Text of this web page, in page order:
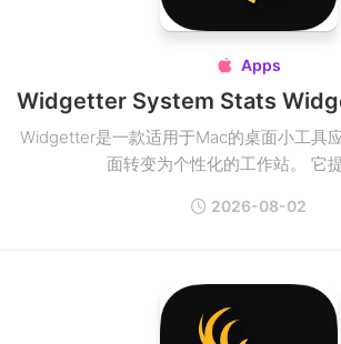
 Apps
Widgetter是一款适用于Mac的桌面小工具
面转变为个性化的工作站。 它
2026-08-02